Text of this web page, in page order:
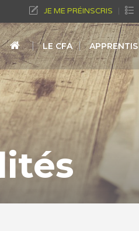
JE ME PRÉINSCRIS
LE CFA APPRENTIS